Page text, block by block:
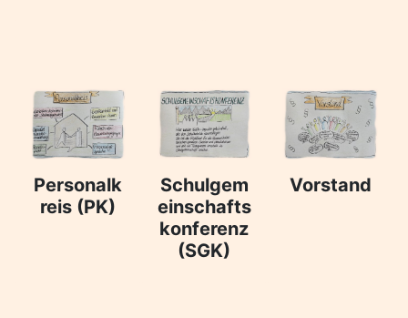
Personalk
reis (PK)
Schulgem
einschafts
konferenz
(SGK)
Vorstand